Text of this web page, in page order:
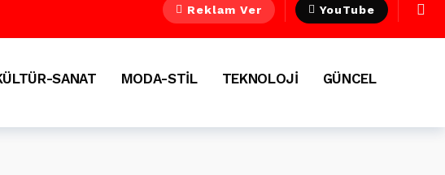
Reklam Ver YouTube
SANAT MODA-STİL TEKNOLOJİ
GÜNCEL